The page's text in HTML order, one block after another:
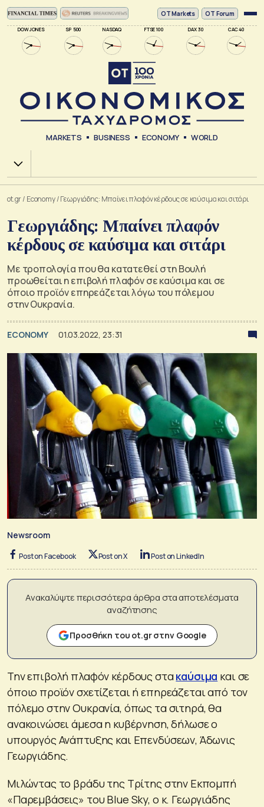
DOW JONES SP 500 NASDAQ FTSE 100 DAX 30 CAC 40
ΟΤ Markets OT Forum
MARKETS BUSINESS ECONOMY WORLD
Χ.Α.
ot.gr/ Economy/Γεωργιάδης: Μπαίνει πλαφόν κέρδους σε καύσιμα και σιτάρι
Γεωργιάδης: Μπαίνει πλαφόν
κέρδους σε καύσιμα και σιτάρι
Με τροπολογία που θα κατατεθεί στη Βουλή
προωθείται η επιβολή πλαφόν σε καύσιμα και σε
όποιο προϊόν επηρεάζεται λόγω του πόλεμου
στην Ουκρανία.
ECONOMY 01.03.2022, 23:31
Newsroom
Post on Facebook Post on X Post on LinkedIn
Ανακαλύψτε περισσότερα άρθρα στα αποτελέσματα
αναζήτησης
Προσθήκη του ot.gr στην Google
Την επιβολή πλαφόν κέρδους στακαύσιμα και σε
όποιο προϊόν σχετίζεται ή επηρεάζεται από τον
πόλεμο στην Ουκρανία, όπως τα σιτηρά, θα
ανακοινώσει άμεσα η κυβέρνηση, δήλωσε ο
υπουργός Ανάπτυξης και Επενδύσεων, Άδωνις
Γεωργιάδης.
Μιλώντας το βράδυ της Τρίτης στην Εκπομπή
«Παρεμβάσεις» του Blue Sky, ο κ. Γεωργιάδης